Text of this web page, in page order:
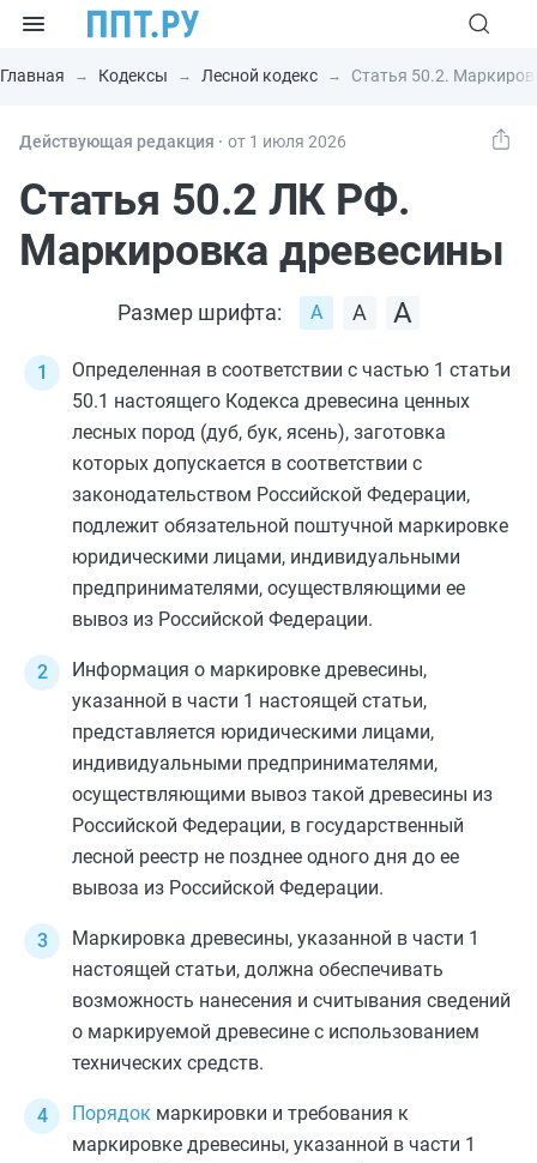
Главная Кодексы Лесной кодекс Статья 50.2.
Действующая редакция ⸱ от 1 июля 2026
Статья 50.2 ЛК РФ.
Маркировка древесины
Размер шрифта:
Определенная в соответствии с частью 1 статьи
50.1 настоящего Кодекса древесина ценных
лесных пород (дуб, бук, ясень), заготовка
которых допускается в соответствии с
законодательством Российской Федерации,
подлежит обязательной поштучной маркировке
юридическими лицами, индивидуальными
предпринимателями, осуществляющими ее
вывоз из Российской Федерации.
Информация о маркировке древесины,
указанной в части 1 настоящей статьи,
представляется юридическими лицами,
индивидуальными предпринимателями,
осуществляющими вывоз такой древесины из
Российской Федерации, в государственный
лесной реестр не позднее одного дня до ее
вывоза из Российской Федерации.
Маркировка древесины, указанной в части 1
настоящей статьи, должна обеспечивать
возможность нанесения и считывания сведений
о маркируемой древесине с использованием
технических средств.
Порядок маркировки и требования к
маркировке древесины, указанной в части 1